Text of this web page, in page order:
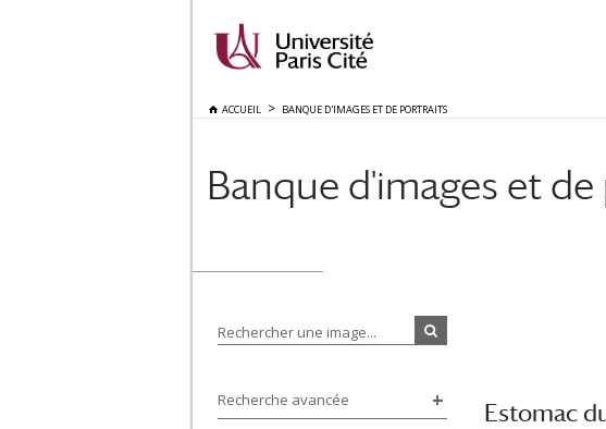
ACCUEIL BANQUE D'IMAGES ET DE PORTRAITS
Banque d'images et
Rechercher une image...
Recherche avancée Estomac